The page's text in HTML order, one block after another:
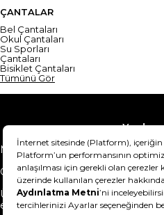
ÇANTALAR
Bel Çantaları
Okul Çantaları
Su Sporları
Çantaları
Bisiklet Çantaları
Tümünü Gör
Yardım
Mesafeli Satış Sözleşmesi
Gizlilik Sözleşmesi
Ürünümü nasıl iade
edebilirim?